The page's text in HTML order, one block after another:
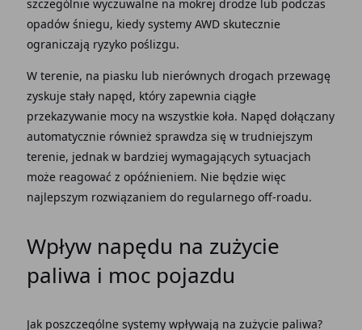
szczególnie wyczuwalne na mokrej drodze lub podczas
opadów śniegu, kiedy systemy AWD skutecznie
ograniczają ryzyko poślizgu.
W terenie, na piasku lub nierównych drogach przewagę
zyskuje stały napęd, który zapewnia ciągłe
przekazywanie mocy na wszystkie koła. Napęd dołączany
automatycznierównież sprawdza się w trudniejszym
terenie, jednak w bardziej wymagających sytuacjach
może reagować z opóźnieniem. Nie będzie więc
najlepszym rozwiązaniem do regularnego off-roadu.
Wpływ napędu na zużycie
paliwa i moc pojazdu
Jak poszczególne systemy wpływają na zużycie paliwa?